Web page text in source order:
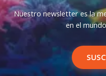
Nuestro newsletter es la
en el